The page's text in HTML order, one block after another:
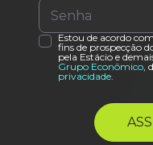
Estou de acordo
fins de prospecção
pela Estácio e
Grupo Econômico,
privacidade.